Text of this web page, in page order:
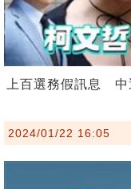
上百選務假訊息
2024/01/22 16:05